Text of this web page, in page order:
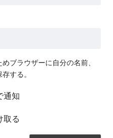
ブラウザーに自分の名前、
する。
通知
取る